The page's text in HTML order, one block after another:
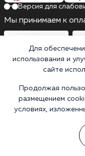
Выездные бригады
Россия,
Гагарина, 3
Выездные
Горячая линия 24/7
Версия для
Мы принимаем к
Для
использования и
сайте
Продолжая
размещением
условиях,